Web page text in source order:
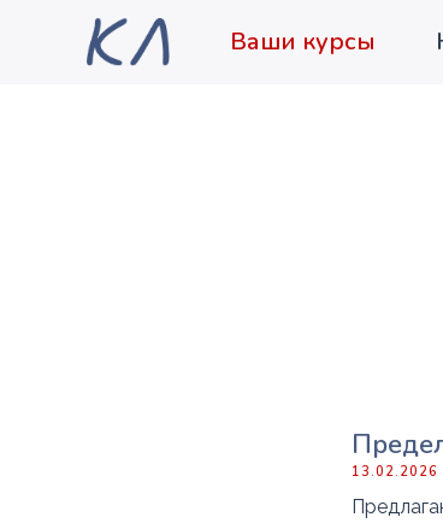
Ваши курсы
13.02.2026